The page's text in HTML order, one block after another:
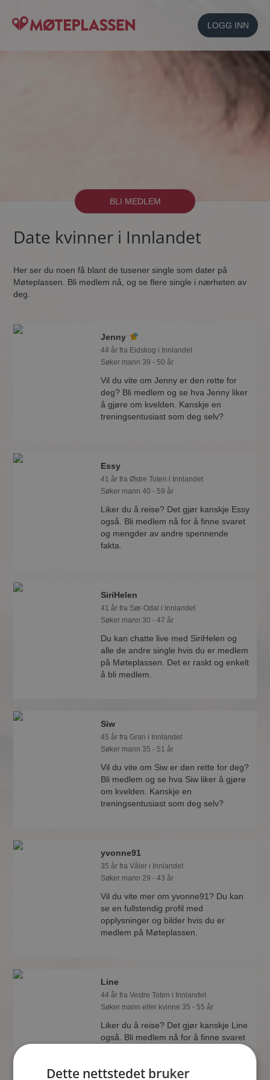
LOGG INN
BLI MEDLEM
Date kvinner i Innlandet
Her ser du noen få blant de tusener single som dater på
Møteplassen. Bli medlem nå, og se flere single i nærheten av
deg.
Jenny
44 år fra Eidskog i Innlandet
Søker mann 39 - 50 år
Vil du vite om Jenny er den rette for
deg? Bli medlem og se hva Jenny liker
å gjøre om kvelden. Kanskje en
treningsentusiast som deg selv?
Essy
41 år fra Østre Toten i Innlandet
Søker mann 40 - 59 år
Liker du å reise? Det gjør kanskje Essy
også. Bli medlem nå for å finne svaret
og mengder av andre spennende
fakta.
SiriHelen
41 år fra Sør-Odal i Innlandet
Søker mann 30 - 47 år
Du kan chatte live med SiriHelen og
alle de andre single hvis du er medlem
på Møteplassen. Det er raskt og enkelt
å bli medlem.
Siw
45 år fra Gran i Innlandet
Søker mann 35 - 51 år
Vil du vite om Siw er den rette for deg?
Bli medlem og se hva Siw liker å gjøre
om kvelden. Kanskje en
treningsentusiast som deg selv?
yvonne91
35 år fra Våler i Innlandet
Søker mann 29 - 43 år
Vil du vite mer om yvonne91? Du kan
se en fullstendig profil med
opplysninger og bilder hvis du er
medlem på Møteplassen.
Line
44 år fra Vestre Toten i Innlandet
Søker mann eller kvinne 35 - 55 år
Liker du å reise? Det gjør kanskje Line
også. Bli medlem nå for å finne svaret
Dette nettstedet bruker